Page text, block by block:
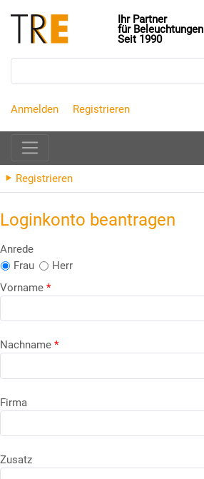
Ihr Partner
für Beleuchtungen
Seit 1990
Anmelden Registrieren
Registrieren
Loginkonto beantragen
Anrede
Frau
Herr
Vorname *
Nachname *
Firma
Zusatz